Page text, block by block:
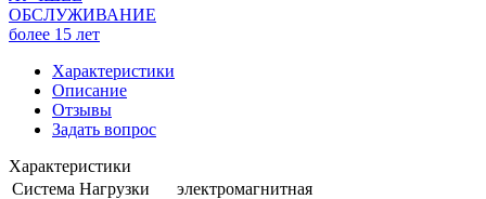
ОБСЛУЖИВАНИЕ
более 15 лет
Характеристики
Описание
Отзывы
Задать вопрос
Характеристики
Система Нагрузки
электромагнитная